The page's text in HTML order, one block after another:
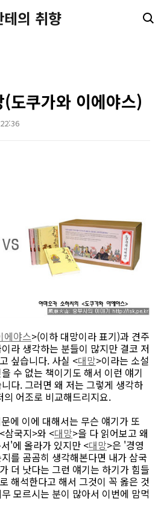
테의 취향
도쿠가와 이에야스)
에야스>(이하 대망이라 표기)과 견주
라 생각하는 분들이 많지만 결코 저
싶습니다. 사실 <대망>이라는 소설
수 없는 책이기도 해서 이런 얘기
다. 그러면 왜 저는 그렇게 생각하
어조로 비교해드리지요.
에 이에 대해서는 무슨 얘기가 또
삼국지>와 <대망>을 다 읽어보고 왜
'에 올라가 있지만 <대망>은 '경영
를 곰곰히 생각해본다면 내가 삼국
더 낫다는 그런 얘기는 하기가 힘들
해석한다고 해서 그것이 꼭 옳은 것
모르시는 분이 많아서 이번에 맘먹